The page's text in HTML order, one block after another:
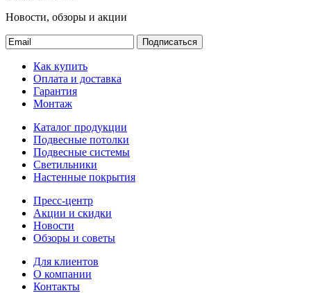
Новости, обзоры и акции
Подписаться
Как купить
Оплата и доставка
Гарантия
Монтаж
Каталог продукции
Подвесные потолки
Подвесные системы
Светильники
Настенные покрытия
Пресс-центр
Акции и скидки
Новости
Обзоры и советы
Для клиентов
О компании
Контакты